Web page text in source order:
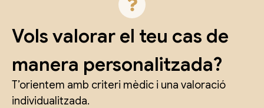
Vols valorar el teu cas de
manera personalitzada?
T’orientem amb criteri mèdic i una valoració
individualitzada.